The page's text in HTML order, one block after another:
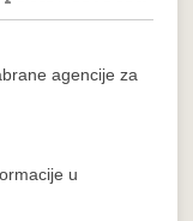
agencije za
u